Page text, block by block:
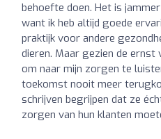
behoefte doen. Het is
want ik heb altijd goede
praktijk voor andere
dieren. Maar gezien de ernst
om naar mijn zorgen te
toekomst nooit meer
schrijven begrijpen dat ze
zorgen van hun klanten